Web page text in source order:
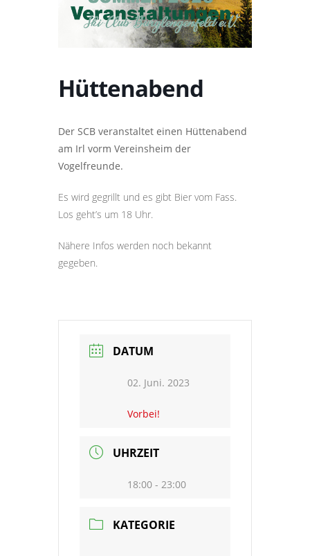
Hüttenabend
Der SCB veranstaltet einen Hüttenabend
am Irl vorm Vereinsheim der
Vogelfreunde.
Es wird gegrillt und es gibt Bier vom Fass.
Los geht’s um 18 Uhr.
Nähere Infos werden noch bekannt
gegeben.
DATUM
02. Juni. 2023
Vorbei!
UHRZEIT
18:00 - 23:00
KATEGORIE